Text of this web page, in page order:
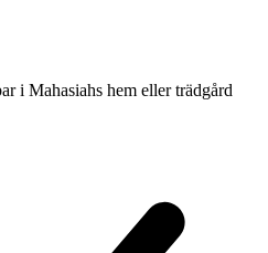
i Mahasiahs hem eller trädgård